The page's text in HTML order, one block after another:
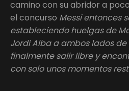
camino con su abridor a
el concurso Messi entonces
estableciendo huelgas de
Jordi Alba a ambos lados
finalmente salir libre y
con solo unos momentos